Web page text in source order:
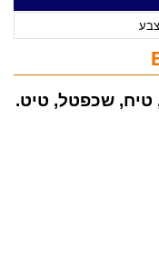
טיח, שכפטל, טיט.